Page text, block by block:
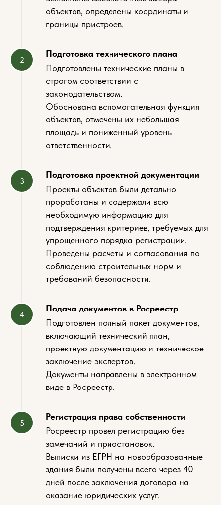
объектов, определены координаты и
границы пристроев.
Подготовка технического плана
Подготовлены технические планы в
строгом соответствии с
законодательством.
Обоснована вспомогательная функция
объектов, отмечены их небольшая
площадь и пониженный уровень
ответственности.
Подготовка проектной документации
Проекты объектов были детально
проработаны и содержали всю
необходимую информацию для
подтверждения критериев, требуемых для
упрощенного порядка регистрации.
Проведены расчеты и согласования по
соблюдению строительных норм и
требований безопасности.
Подача документов в Росреестр
Подготовлен полный пакет документов,
включающий технический план,
проектную документацию и техническое
заключение экспертов.
Документы направлены в электронном
виде в Росреестр.
Регистрация права собственности
Росреестр провел регистрацию без
замечаний и приостановок.
Выписки из ЕГРН на новообразованные
здания были получены всего через 40
дней после заключения договора на
оказание юридических услуг.